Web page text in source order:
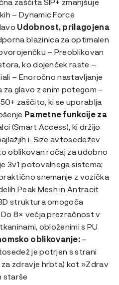
– Dynamic Force
Udobnost, prilagojena
blazinica za optimalen
– Preoblikovan
ko dojenček raste –
– Enoročno nastavljanje
glavo z enim potegom –
zaščito, ki se uporablja
Pametne funkcije za
(Smart Access), ki držijo
i-Size avtosedežev
oblikovan ročaj za udobno
3v1 potovalnega sistema;
snemanje z vozička
Peak Mesh in Antracit
struktura omogoča
8× večja prezračnost v
obloženimi s PU
oblikovanje:–
je potrjen s strani
za zdravje hrbta) kot »Zdrav
starše